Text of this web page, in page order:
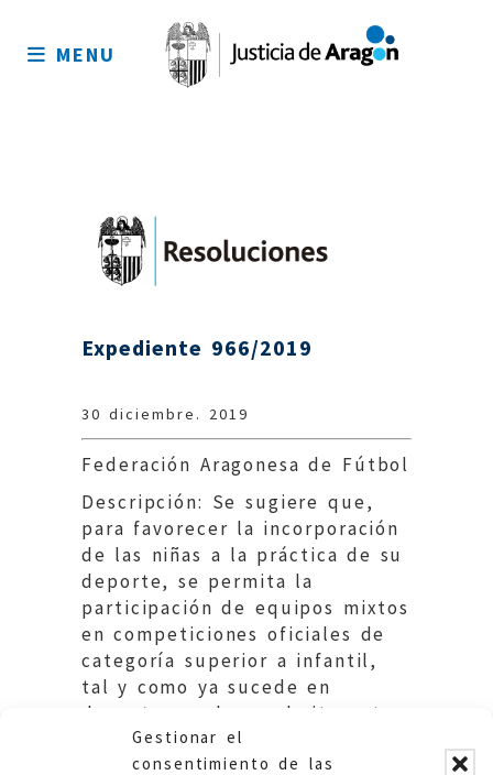
Gestionar el
consentimiento de las
sitio
MENU
Expediente 966/2019
30 diciembre. 2019
Federación Aragonesa de Fútbol
Descripción: Se sugiere que,
para favorecer la incorporación
de las niñas a la práctica de su
deporte, se permita la
participación de equipos mixtos
en competiciones oficiales de
categoría superior a infantil,
tal y como ya sucede en
deporte escolar y admiten otras
Federaciones Territoriales.